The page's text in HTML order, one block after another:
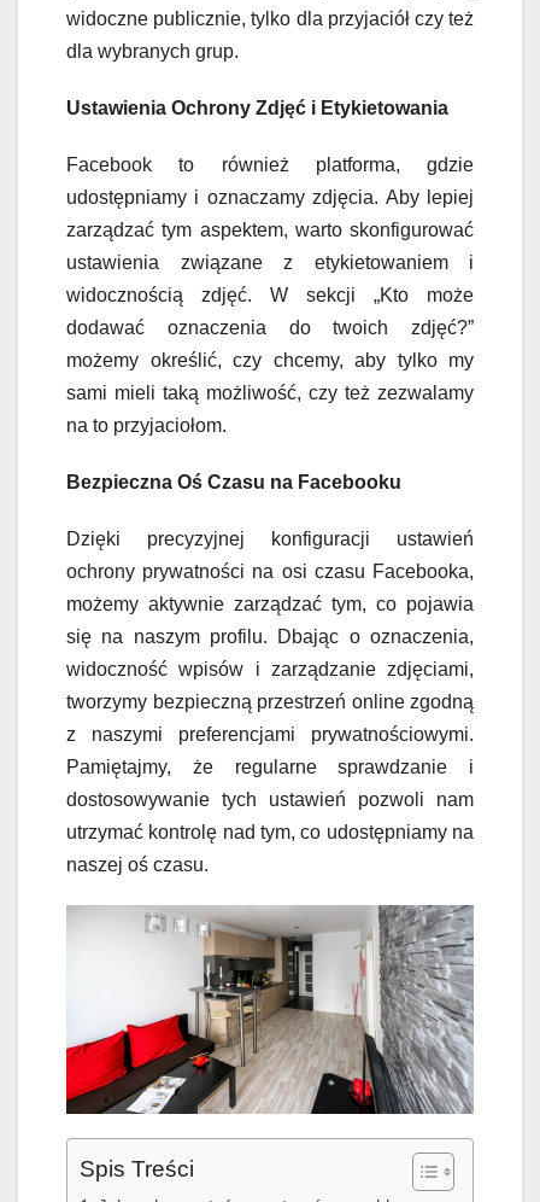
widoczne publicznie, tylko dla przyjaciół czy też
dla wybranych grup.
Ustawienia Ochrony Zdjęć i Etykietowania
Facebook to również platforma, gdzie
udostępniamy i oznaczamy zdjęcia. Aby lepiej
zarządzać tym aspektem, warto skonfigurować
ustawienia związane z etykietowaniem i
widocznością zdjęć. W sekcji „Kto może
dodawać oznaczenia do twoich zdjęć?”
możemy określić, czy chcemy, aby tylko my
sami mieli taką możliwość, czy też zezwalamy
na to przyjaciołom.
Bezpieczna Oś Czasu na Facebooku
Dzięki precyzyjnej konfiguracji ustawień
ochrony prywatności na osi czasu Facebooka,
możemy aktywnie zarządzać tym, co pojawia
się na naszym profilu. Dbając o oznaczenia,
widoczność wpisów i zarządzanie zdjęciami,
tworzymy bezpieczną przestrzeń online zgodną
z naszymi preferencjami prywatnościowymi.
Pamiętajmy, że regularne sprawdzanie i
dostosowywanie tych ustawień pozwoli nam
utrzymać kontrolę nad tym, co udostępniamy na
naszej oś czasu.
Spis Treści